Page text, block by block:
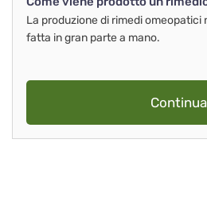
La produzione di rimedi omeopatici
fatta in gran parte a mano.
Continua